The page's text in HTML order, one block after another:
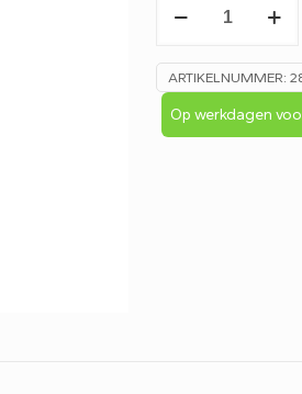
aantal
ARTIKELNUMMER:
Op werkdagen